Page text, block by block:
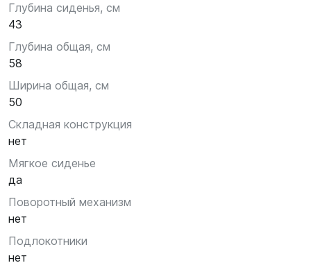
Глубина сиденья, см
43
Глубина общая, см
58
Ширина общая, см
50
Складная конструкция
нет
Мягкое сиденье
да
Поворотный механизм
нет
Подлокотники
нет